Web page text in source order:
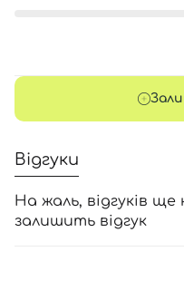
Відгуки
На жаль, відгуків
залишить відгук